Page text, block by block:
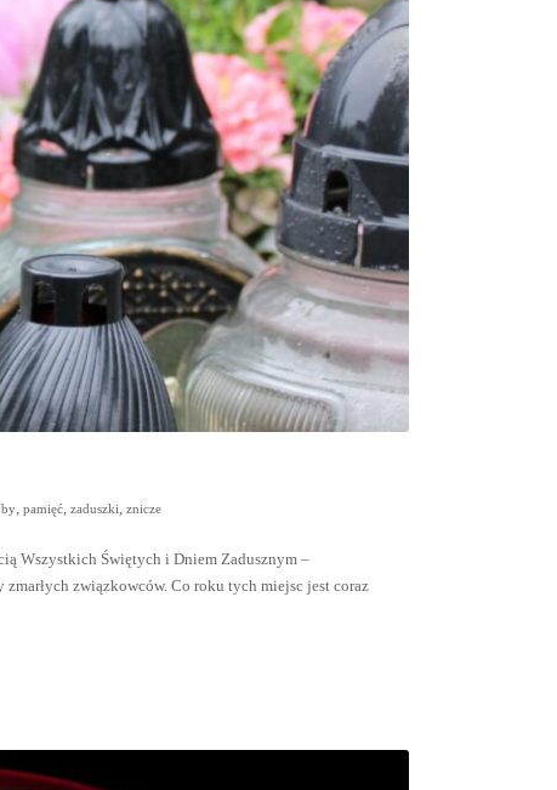
,pamięć ,zaduszki ,znicze
Wszystkich Świętych i Dniem Zadusznym –
związkowców. Co roku tych miejsc jest coraz